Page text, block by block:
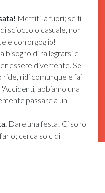
Mettiti là fuori; se ti
sciocco o casuale, non
e con orgoglio!
bisogno di rallegrarsi e
essere divertente. Se
ride, ridi comunque e fai
abbiamo una
passare a un
Dare una festa! Ci sono
cerca solo di